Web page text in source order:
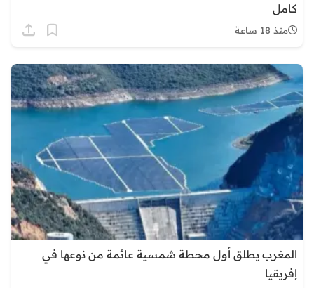
كامل
منذ 18 ساعة
المغرب يطلق أول محطة شمسية عائمة من نوعها في
إفريقيا